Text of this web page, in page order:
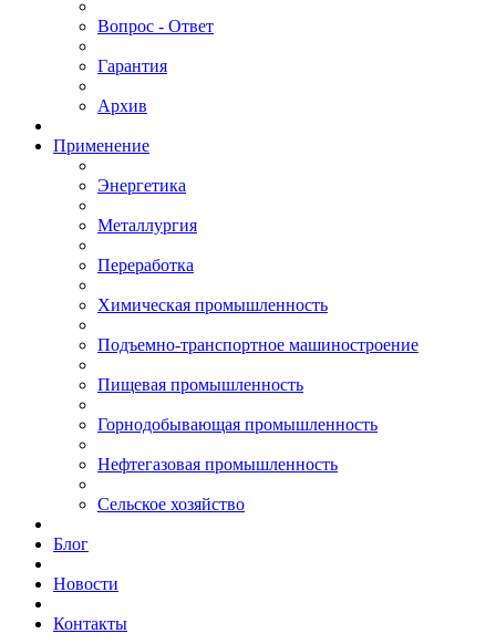
Вопрос - Ответ
Гарантия
Архив
Применение
Энергетика
Металлургия
Переработка
Химическая промышленность
Подъемно-транспортное машиностроение
Пищевая промышленность
Горнодобывающая промышленность
Нефтегазовая промышленность
Сельское хозяйство
Блог
Новости
Контакты